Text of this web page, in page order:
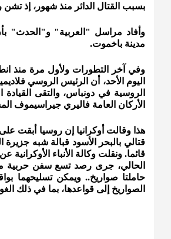
بسبب القتال الدائر منذ شهور، إذ
وأفاد مراسل "العربية" و"الحدث"
مدينة باخموت.
وفي آخر التطورات ولأول مرة منذ
اليوم الأحد، أن الرئيس الروسي
الروسية في دونباس، والتقى القيادة
الأركان العامة فاليري
هذا وقالت أوكرانيا إن روسيا أبقت
قتالي بالبحر الأسود قبالة شبه
قائما. ونقلت وكالة الأنباء
الحالي، جرى رصد تسع سفن حربية
الصواريخ إلى قواعدها، بما في ذلك